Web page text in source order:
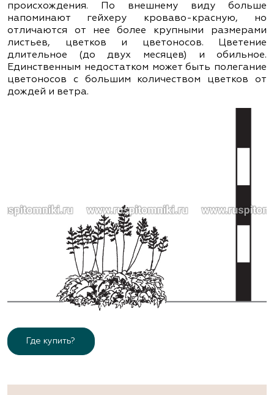
происхождения. По внешнему виду больше
напоминают гейхеру кроваво-красную, но
отличаются от нее более крупными размерами
листьев, цветков и цветоносов. Цветение
длительное (до двух месяцев) и обильное.
Единственным недостатком может быть полегание
цветоносов с большим количеством цветков от
дождей и ветра.
Где купить?